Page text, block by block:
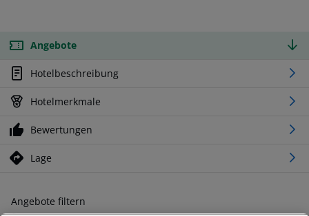
Angebote
Hotelbeschreibung
Hotelmerkmale
Bewertungen
Lage
Angebote filtern